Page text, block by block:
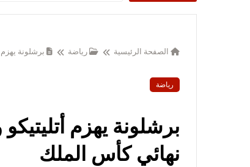
الصفحة الرئيسية رياضة برشلونة
رياضة
برشلونة يهزم
نهائي كأس الملك